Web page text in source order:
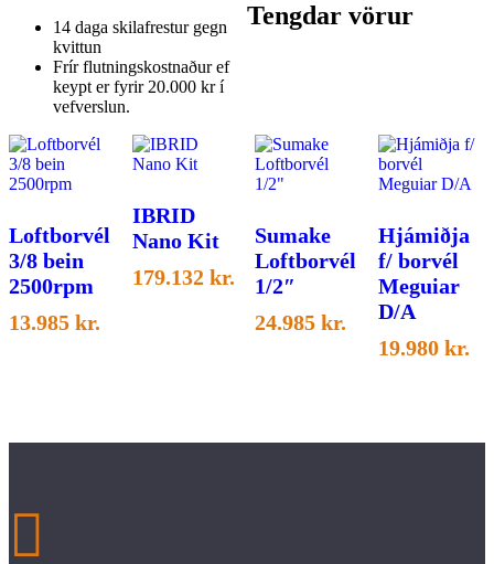
14 daga skilafrestur gegn
kvittun
Frír flutningskostnaður ef
keypt er fyrir 20.000 kr í
vefverslun.
Tengdar vörur
Loftborvél
3/8 bein
2500rpm
13.985 kr.
IBRID
Nano Kit
179.132 kr.
Sumake
Loftborvél
1/2″
24.985kr.
Hjámiðja
f/ borvél
Meguiar
D/A
19.980 kr.
